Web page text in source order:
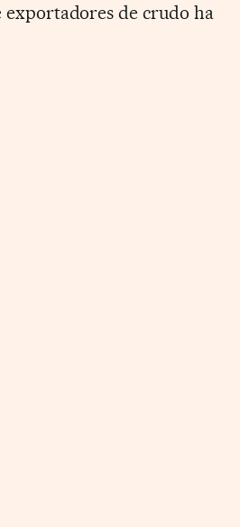
exportadores de crudo ha